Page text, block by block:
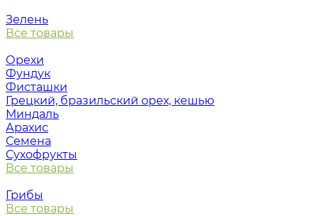
Зелень
Все товары
Орехи
Фундук
Фисташки
Грецкий, бразильский орех, кешью
Миндаль
Арахис
Семена
Сухофрукты
Все товары
Грибы
Все товары